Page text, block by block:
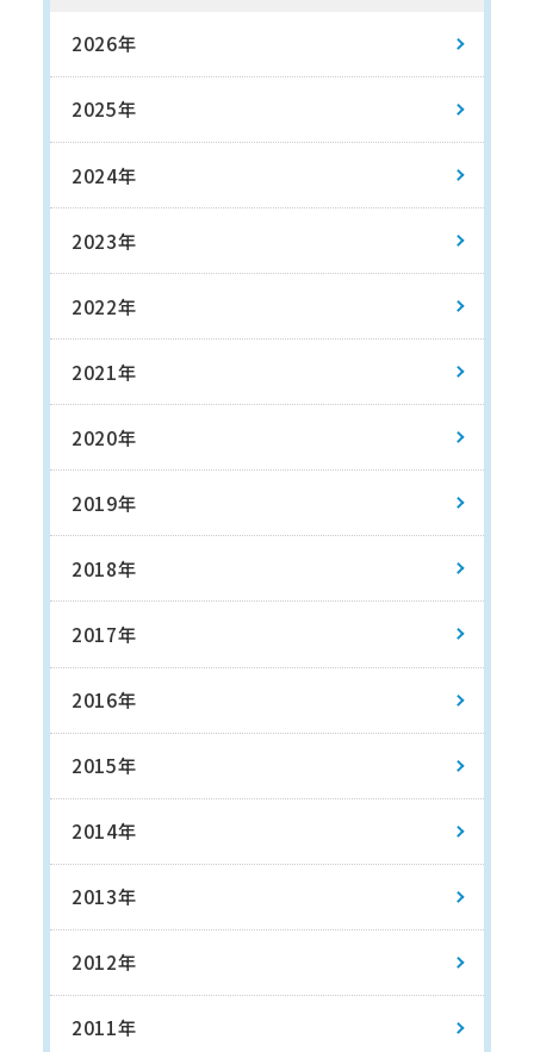
2026年
2025年
2024年
2023年
2022年
2021年
2020年
2019年
2018年
2017年
2016年
2015年
2014年
2013年
2012年
2011年